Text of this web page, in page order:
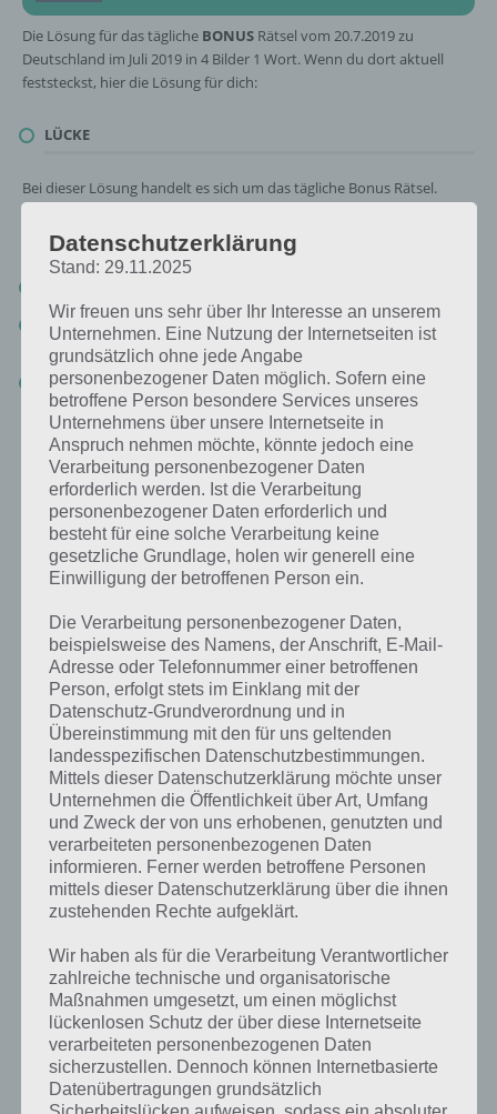
Die Lösung für das tägliche BONUS Rätsel vom 20.7.2019 zu
Deutschland im Juli 2019 in 4 Bilder 1 Wort. Wenn du dort aktuell
feststeckst, hier die Lösung für dich:
LÜCKE
Bei dieser Lösung handelt es sich um das tägliche Bonus Rätsel.
Nachfolgend haben wir noch die Links beispielsweise zum täglichen
Rätsel und was 2018 gesucht war:
Rätsel aus dem Jahr 2018: Schau mal, was vor einem Jahr, am
20.7.2018, als Lösung gesucht war
Zur Übersicht:4 Bilder 1 Wort Lösungen zu Deutschland im Juli
2019!
Kurze Begriffserklärung zur Lösung
Lücke
Lücke ist die Lösung für das tägliche Bonus Rätsel am 20.7.2019 in 4
Bilder 1 Wort, doch welche Bedeutung hat dieses eigentlich und was
Datenschutzerklärung
Stand: 29.11.2025
Wir freuen uns sehr über Ihr Interesse an unserem
Unternehmen. Eine Nutzung der Internetseiten ist
grundsätzlich ohne jede Angabe
personenbezogener Daten möglich. Sofern eine
betroffene Person besondere Services unseres
Unternehmens über unsere Internetseite in
Anspruch nehmen möchte, könnte jedoch eine
Verarbeitung personenbezogener Daten
erforderlich werden. Ist die Verarbeitung
personenbezogener Daten erforderlich und
besteht für eine solche Verarbeitung keine
gesetzliche Grundlage, holen wir generell eine
Einwilligung der betroffenen Person ein.
Die Verarbeitung personenbezogener Daten,
beispielsweise des Namens, der Anschrift, E-Mail-
Adresse oder Telefonnummer einer betroffenen
Person, erfolgt stets im Einklang mit der
Datenschutz-Grundverordnung und in
Übereinstimmung mit den für uns geltenden
landesspezifischen Datenschutzbestimmungen.
Mittels dieser Datenschutzerklärung möchte unser
Unternehmen die Öffentlichkeit über Art, Umfang
und Zweck der von uns erhobenen, genutzten und
verarbeiteten personenbezogenen Daten
informieren. Ferner werden betroffene Personen
mittels dieser Datenschutzerklärung über die ihnen
zustehenden Rechte aufgeklärt.
Wir haben als für die Verarbeitung Verantwortlicher
zahlreiche technische und organisatorische
Maßnahmen umgesetzt, um einen möglichst
lückenlosen Schutz der über diese Internetseite
verarbeiteten personenbezogenen Daten
sicherzustellen. Dennoch können Internetbasierte
Datenübertragungen grundsätzlich